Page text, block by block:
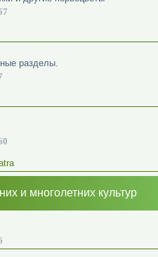
разделы.
и многолетних культур